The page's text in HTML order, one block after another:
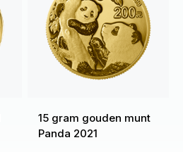
15 gram gouden munt
Panda 2021